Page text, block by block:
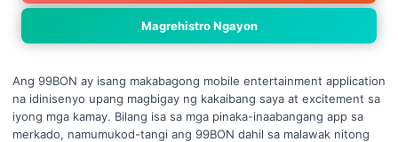
Magrehistro Ngayon
Ang 99BON ay isang makabagong mobile entertainment application
na idinisenyo upang magbigay ng kakaibang saya at excitement sa
iyong mga kamay. Bilang isa sa mga pinaka-inaabangang app sa
merkado, namumukod-tangi ang 99BON dahil sa malawak nitong